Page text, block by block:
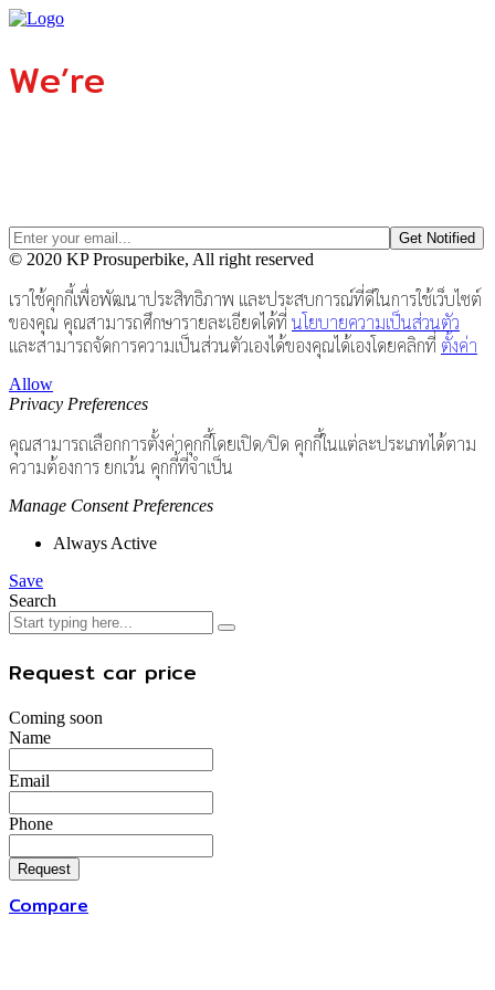
We’re
© 2020 KP Prosuperbike, All right reserved
เราใช้คุกกี้เพื่อพัฒนาประสิทธิภาพ และประสบการณ์ที่ดีในการใช้เว็บไซต์
ของคุณ คุณสามารถศึกษารายละเอียดได้ที่ นโยบายความเป็นส่วนตัว
และสามารถจัดการความเป็นส่วนตัวเองได้ของคุณได้เองโดยคลิกที่ ตั้งค่า
Allow
Privacy Preferences
คุณสามารถเลือกการตั้งค่าคุกกี้โดยเปิด/ปิด คุกกี้ในแต่ละประเภทได้ตาม
ความต้องการ ยกเว้น คุกกี้ที่จำเป็น
Manage Consent Preferences
Always Active
Save
Search
Request car price
Coming soon
Name
Email
Phone
Request
Compare